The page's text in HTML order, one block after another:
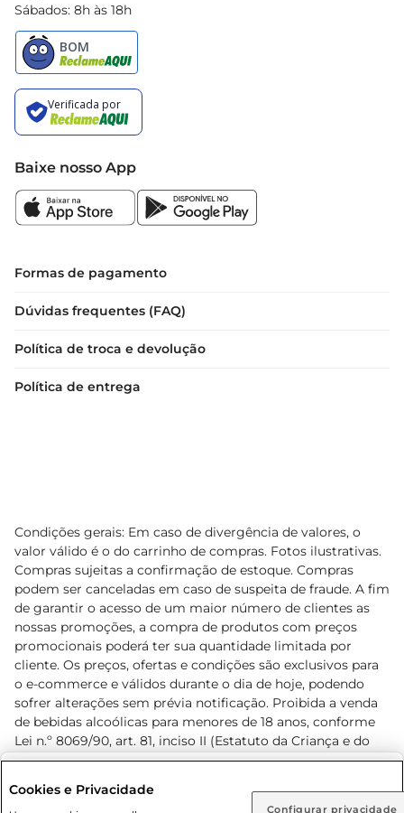
Sábados: 8h às 18h
Baixe nosso App
Formas de pagamento
Dúvidas frequentes (FAQ)
Política de troca e devolução
Política de entrega
Condições gerais: Em caso de divergência de valores, o
valor válido é o do carrinho de compras. Fotos ilustrativas.
Compras sujeitas a confirmação de estoque. Compras
podem ser canceladas em caso de suspeita de fraude. A fim
de garantir o acesso de um maior número de clientes as
nossas promoções, a compra de produtos com preços
promocionais poderá ter sua quantidade limitada por
cliente. Os preços, ofertas e condições são exclusivos para
o e-commerce e válidos durante o dia de hoje, podendo
sofrer alterações sem prévia notificação. Proibida a venda
de bebidas alcoólicas para menores de 18 anos, conforme
Lei n.º 8069/90, art. 81, inciso II (Estatuto da Criança e do
Adolescente). Preços e condições exclusivos para o
prévio. O valor mínimo para as compras on-line é de R$
Cookies e Privacidade
Configurar privacidade